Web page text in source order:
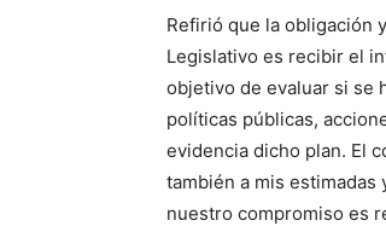
Refirió que la obligación
Legislativo es recibir el
objetivo de evaluar si se
políticas públicas,
evidencia dicho plan. El
también a mis
nuestro compromiso es